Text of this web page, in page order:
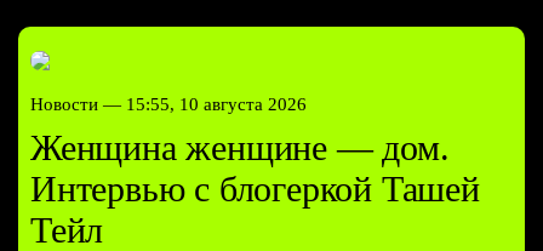
Новости — 15:55, 10 августа 2026
Женщина женщине — дом.
Интервью с блогеркой Ташей
Тейл